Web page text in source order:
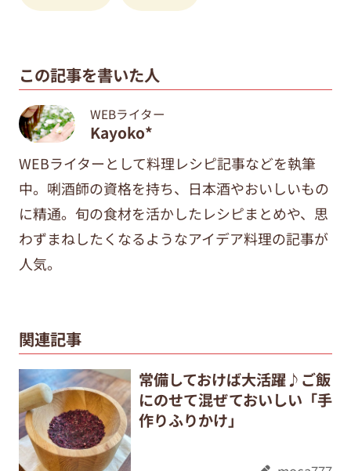
この記事を書いた人
WEBライター
Kayoko*
WEBライターとして料理レシピ記事などを執筆
中。唎酒師の資格を持ち、日本酒やおいしいもの
に精通。旬の食材を活かしたレシピまとめや、思
わずまねしたくなるようなアイデア料理の記事が
人気。
関連記事
常備しておけば大活躍♪ご飯
にのせて混ぜておいしい「手
作りふりかけ」